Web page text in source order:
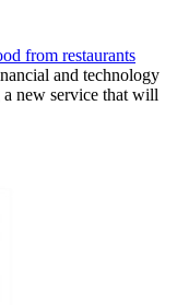
from restaurants
and technology
a new service that will